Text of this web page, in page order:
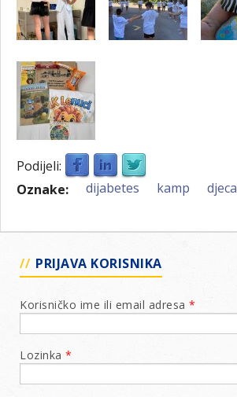
Podijeli:
Oznake:
dijabetes kamp djeca
PRIJAVA KORISNIKA
Korisničko ime ili email adresa *
Lozinka *